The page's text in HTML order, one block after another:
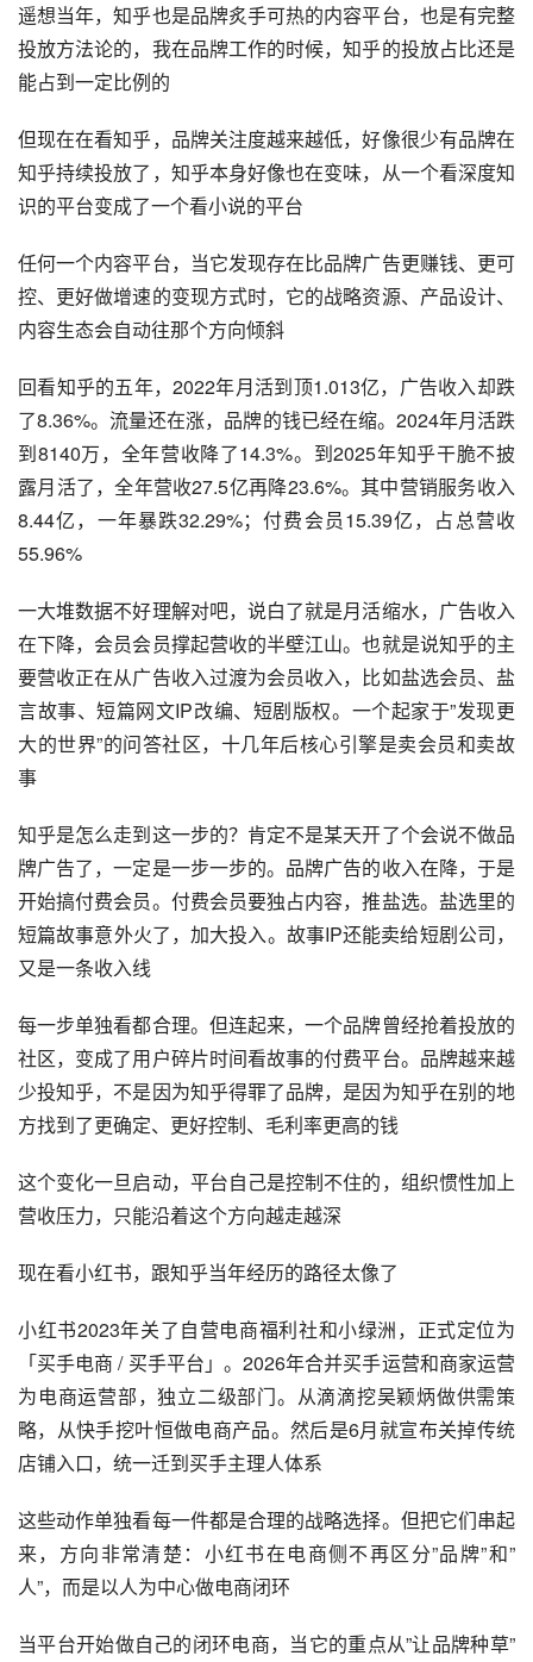
遥想当年，知乎也是品牌炙手可热的内容平台，也是有完整
投放方法论的，我在品牌工作的时候，知乎的投放占比还是
能占到一定比例的
但现在在看知乎，品牌关注度越来越低，好像很少有品牌在
知乎持续投放了，知乎本身好像也在变味，从一个看深度知
识的平台变成了一个看小说的平台
任何一个内容平台，当它发现存在比品牌广告更赚钱、更可
控、更好做增速的变现方式时，它的战略资源、产品设计、
内容生态会自动往那个方向倾斜
回看知乎的五年，2022年月活到顶1.013亿，广告收入却跌
了8.36%。流量还在涨，品牌的钱已经在缩。2024年月活跌
到8140万，全年营收降了14.3%。到2025年知乎干脆不披
露月活了，全年营收27.5亿再降23.6%。其中营销服务收入
8.44亿，一年暴跌32.29%；付费会员15.39亿，占总营收
55.96%
一大堆数据不好理解对吧，说白了就是月活缩水，广告收入
在下降，会员会员撑起营收的半壁江山。也就是说知乎的主
要营收正在从广告收入过渡为会员收入，比如盐选会员、盐
言故事、短篇网文IP改编、短剧版权。一个起家于”发现更
大的世界”的问答社区，十几年后核心引擎是卖会员和卖故
事
知乎是怎么走到这一步的？肯定不是某天开了个会说不做品
牌广告了，一定是一步一步的。品牌广告的收入在降，于是
开始搞付费会员。付费会员要独占内容，推盐选。盐选里的
短篇故事意外火了，加大投入。故事IP还能卖给短剧公司，
又是一条收入线
每一步单独看都合理。但连起来，一个品牌曾经抢着投放的
社区，变成了用户碎片时间看故事的付费平台。品牌越来越
少投知乎，不是因为知乎得罪了品牌，是因为知乎在别的地
方找到了更确定、更好控制、毛利率更高的钱
这个变化一旦启动，平台自己是控制不住的，组织惯性加上
营收压力，只能沿着这个方向越走越深
现在看小红书，跟知乎当年经历的路径太像了
小红书2023年关了自营电商福利社和小绿洲，正式定位为
「买手电商 / 买手平台」。2026年合并买手运营和商家运营
为电商运营部，独立二级部门。从滴滴挖吴颖炳做供需策
略，从快手挖叶恒做电商产品。然后是6月就宣布关掉传统
店铺入口，统一迁到买手主理人体系
这些动作单独看每一件都是合理的战略选择。但把它们串起
来，方向非常清楚：小红书在电商侧不再区分”品牌”和”
人”，而是以人为中心做电商闭环
当平台开始做自己的闭环电商，当它的重点从”让品牌种草”